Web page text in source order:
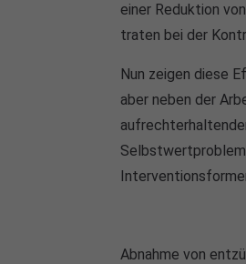
einer Reduktion
traten bei der
Nun zeigen diese
aber neben der
Abnahme von